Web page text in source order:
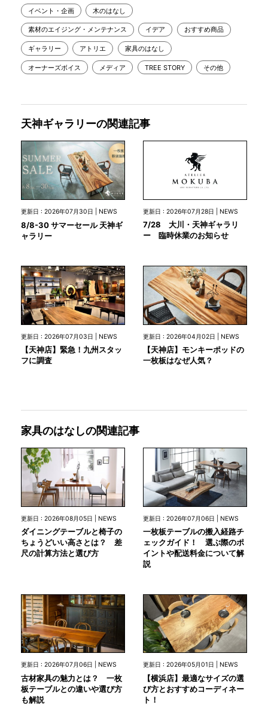
イベント・企画 木のはなし
素材のエイジング・メンテナンス イデア おすすめ商品
ギャラリー アトリエ 家具のはなし
オーナーズボイス メディア TREE STORY その他
天神ギャラリーの関連記事
更新日 : 2026年07月30日 | NEWS
8/8-30 サマーセール 天神ギ
ャラリー
更新日 : 2026年07月28日 | NEWS
7/28 大川・天神ギャラリ
ー 臨時休業のお知らせ
更新日 : 2026年07月03日 | NEWS
【天神店】緊急！九州スタッ
フに調査
更新日 : 2026年04月02日 | NEWS
【天神店】モンキーポッドの
一枚板はなぜ人気？
家具のはなしの関連記事
更新日 : 2026年08月05日 | NEWS
ダイニングテーブルと椅子の
ちょうどいい高さとは？ 差
尺の計算方法と選び方
更新日 : 2026年07月06日 | NEWS
一枚板テーブルの搬入経路チ
ェックガイド！ 選ぶ際のポ
イントや配送料金について解
説
更新日 : 2026年07月06日 | NEWS
古材家具の魅力とは？ 一枚
板テーブルとの違いや選び方
も解説
更新日 : 2026年05月01日 | NEWS
【横浜店】最適なサイズの選
び方とおすすめコーディネー
ト！